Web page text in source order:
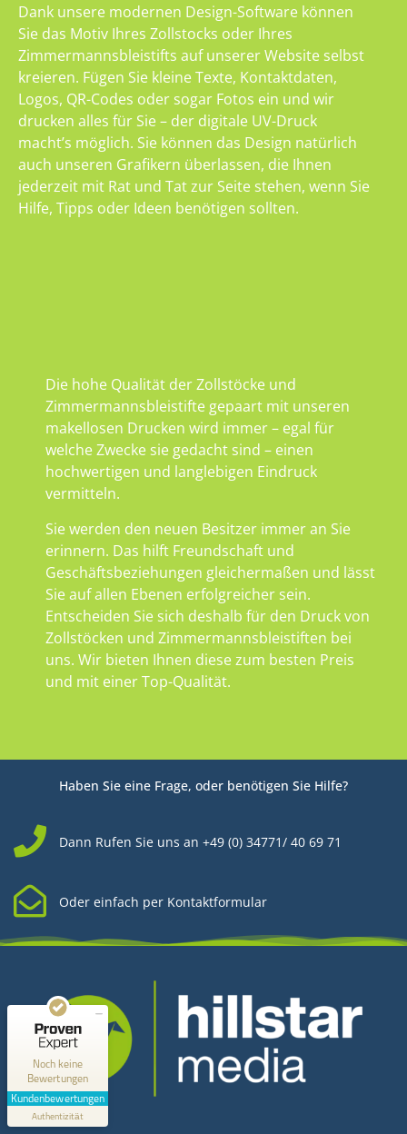
Dank unsere modernen Design-Software können
Sie das Motiv Ihres Zollstocks oder Ihres
Zimmermannsbleistifts auf unserer Website selbst
kreieren. Fügen Sie kleine Texte, Kontaktdaten,
Logos, QR-Codes oder sogar Fotos ein und wir
drucken alles für Sie – der digitale UV-Druck
macht’s möglich. Sie können das Design natürlich
auch unseren Grafikern überlassen, die Ihnen
jederzeit mit Rat und Tat zur Seite stehen, wenn Sie
Hilfe, Tipps oder Ideen benötigen sollten.
Die hohe Qualität der Zollstöcke und
Zimmermannsbleistifte gepaart mit unseren
makellosen Drucken wird immer – egal für
welche Zwecke sie gedacht sind – einen
hochwertigen und langlebigen Eindruck
vermitteln.
Sie werden den neuen Besitzer immer an Sie
erinnern. Das hilft Freundschaft und
Geschäftsbeziehungen gleichermaßen und lässt
Sie auf allen Ebenen erfolgreicher sein.
Entscheiden Sie sich deshalb für den Druck von
Zollstöcken und Zimmermannsbleistiften bei
uns. Wir bieten Ihnen diese zum besten Preis
und mit einer Top-Qualität.
Haben Sie eine Frage, oder benötigen Sie Hilfe?
Dann Rufen Sie uns an +49 (0) 34771/ 40 69 71
Oder einfach per Kontaktformular
Kontakt
Noch keine
Bewertungen
Kundenbewertungen
Authentizität
MANGELHAFT
0,00 / 5,00
Erfahren Sie mehr über dieses Bewertungssiegel
Profil ansehen